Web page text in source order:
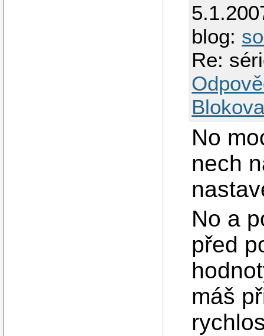
blog:
Re:
No
nech
No a
před
máš